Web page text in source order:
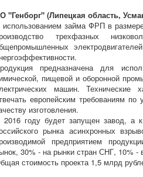
"Генборг" (Липецкая область,
займа ФРП в
трехфазных
предназначена для
пищевой и оборонной
машин. Технические
европейским требованиям
изготовления.
2016 году будет запущен завод, а
рынка асинхронных
предприятием
30% - на рынки стран СНГ, 10% -
стоимость проекта 1,5 млрд